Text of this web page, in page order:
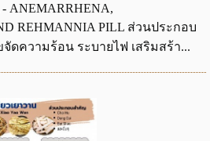
- ANEMARRHENA,
REHMANNIA PILL ส่วนประกอบ
ดความร้อน ระบายไฟ เสริมสร้า...